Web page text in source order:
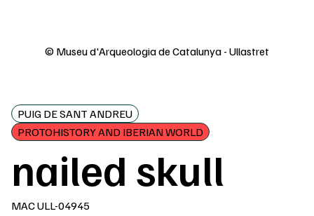
© Museu d'Arqueologia de Catalunya - Ullastret
PUIG DE SANT ANDREU
PROTOHISTORY AND IBERIAN WORLD
nailed skull
MAC ULL-04945